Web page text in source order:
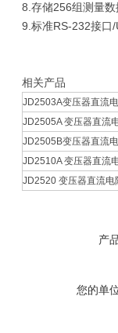
8.存储256组测量数
9.标准RS-232接口
相关产品
JD2503A变压器直流
JD2505A 变压器直流
JD2505B变压器直流
JD2510A 变压器直流
JD2520 变压器直流
产
您的单